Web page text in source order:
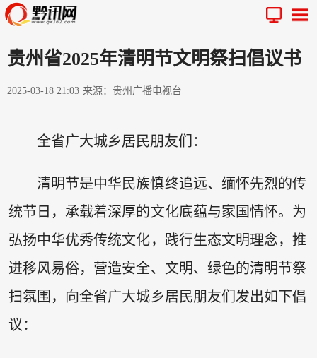
贵州省2025年清明节文明祭扫倡议书
2025-03-18 21:03 来源：贵州广播电视台
全省广大城乡居民朋友们：
清明节是中华民族慎终追远、缅怀先烈的传
统节日，承载着深厚的文化底蕴与家国情怀。为
弘扬中华优秀传统文化，践行生态文明理念，推
进移风易俗，营造安全、文明、绿色的清明节祭
扫氛围，向全省广大城乡居民朋友们发出如下倡
议：